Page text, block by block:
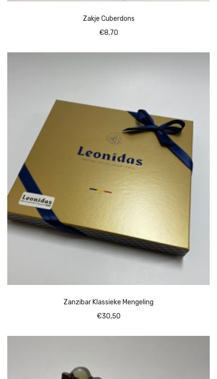
Zakje Cuberdons
€8,70
Zanzibar Klassieke Mengeling
€30,50